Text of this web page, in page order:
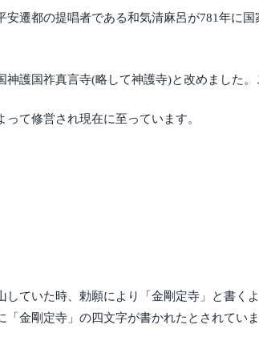
遷都の提唱者である和気清麻呂が781年に
護国祚真言寺(略して神護寺)と改めました
て修営され現在に至っています。
ていた時、勅願により「金剛定寺」と書く
金剛定寺」の四文字が書かれたとされていま